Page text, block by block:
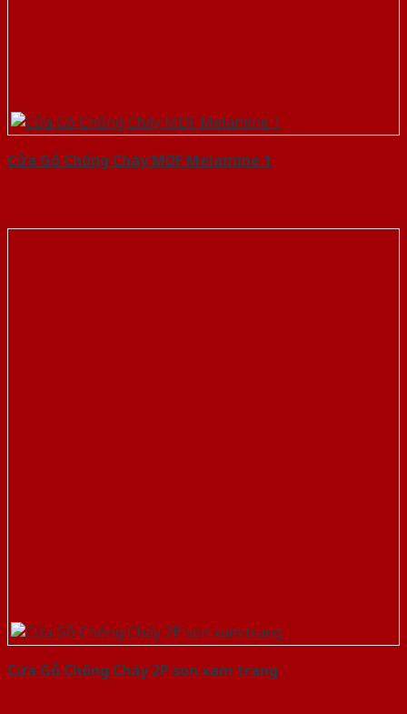
Cửa Gỗ Chống Cháy MDF Melamine 1
Cửa Gỗ Chống Cháy 2P son xam trang